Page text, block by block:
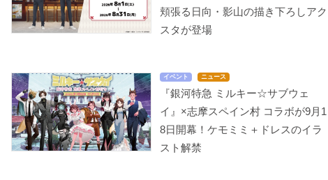
頬張る日向・影山の描き下ろしアク
スタが登場
イベント ニュース
『銀河特急 ミルキー☆サブウェ
イ』×志摩スペイン村 コラボが9月1
8日開幕！ケモミミ＋ドレスのイラ
スト解禁